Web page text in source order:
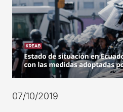
07/10/2019